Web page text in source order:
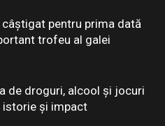
câștigat pentru prima dată
trofeu al galei
de droguri, alcool și jocuri
istorie și impact